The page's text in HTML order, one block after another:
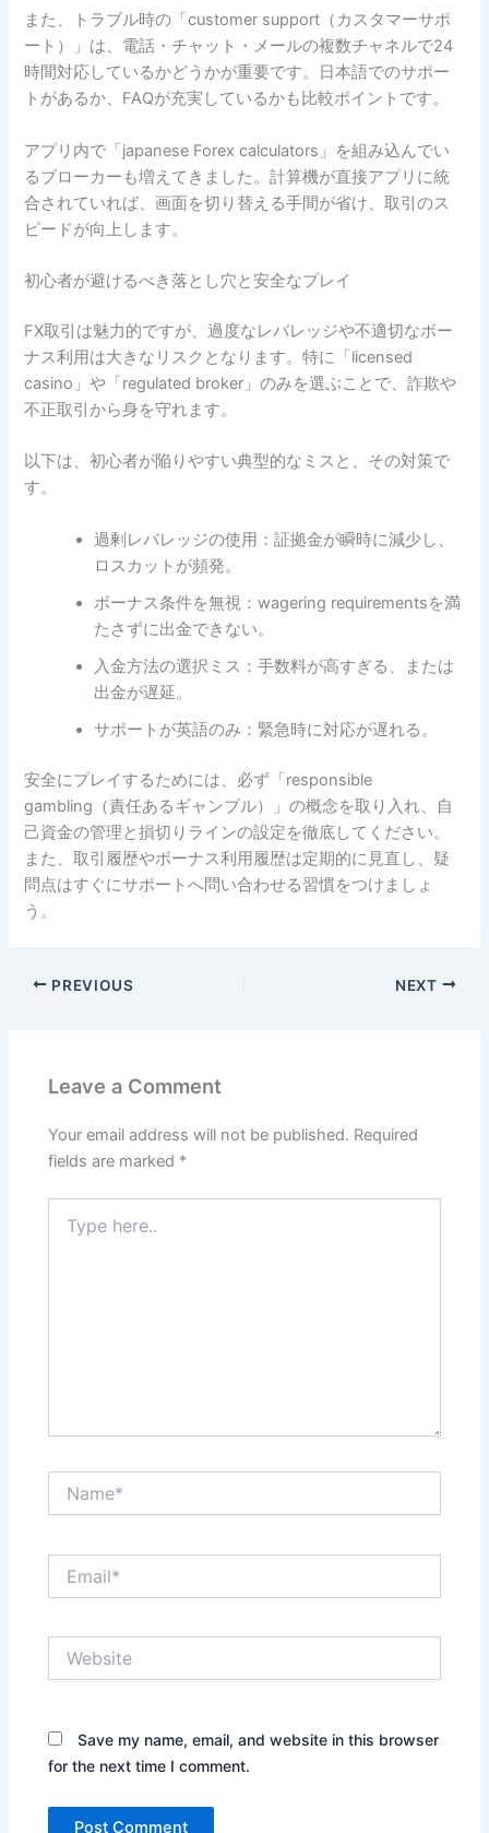
また、トラブル時の「customer support（カスタマーサポ
ート）」は、電話・チャット・メールの複数チャネルで24
時間対応しているかどうかが重要です。日本語でのサポー
トがあるか、FAQが充実しているかも比較ポイントです。
アプリ内で「japanese Forex calculators」を組み込んでい
るブローカーも増えてきました。計算機が直接アプリに統
合されていれば、画面を切り替える手間が省け、取引のス
ピードが向上します。
初心者が避けるべき落とし穴と安全なプレイ
FX取引は魅力的ですが、過度なレバレッジや不適切なボー
ナス利用は大きなリスクとなります。特に「licensed
casino」や「regulated broker」のみを選ぶことで、詐欺や
不正取引から身を守れます。
以下は、初心者が陥りやすい典型的なミスと、その対策で
す。
過剰レバレッジの使用：証拠金が瞬時に減少し、
ロスカットが頻発。
ボーナス条件を無視：wagering requirementsを満
たさずに出金できない。
入金方法の選択ミス：手数料が高すぎる、または
出金が遅延。
サポートが英語のみ：緊急時に対応が遅れる。
安全にプレイするためには、必ず「responsible
gambling（責任あるギャンブル）」の概念を取り入れ、自
己資金の管理と損切りラインの設定を徹底してください。
また、取引履歴やボーナス利用履歴は定期的に見直し、疑
問点はすぐにサポートへ問い合わせる習慣をつけましょ
う。
PREVIOUS NEXT
Leave a Comment
Your email address will not be published. Required
fields are marked *
here..
Save my name, email, and website in this browser
for the next time I comment.